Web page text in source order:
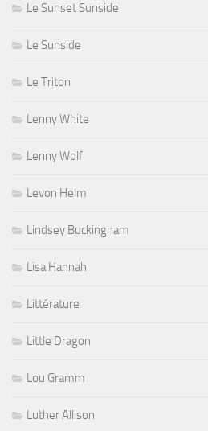
Le Sunset Sunside
Le Sunside
Le Triton
Lenny White
Lenny Wolf
Levon Helm
Lindsey Buckingham
Lisa Hannah
Littérature
Little Dragon
Lou Gramm
Luther Allison